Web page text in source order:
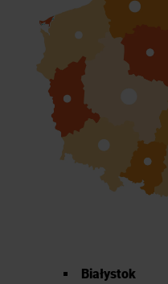
Białystok